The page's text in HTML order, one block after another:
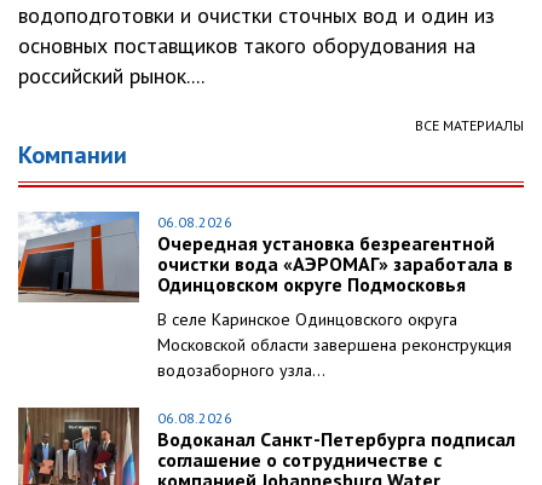
водоподготовки и очистки сточных вод и один из
основных поставщиков такого оборудования на
российский рынок....
ВСЕ МАТЕРИАЛЫ
Компании
06.08.2026
Очередная установка безреагентной
очистки вода «АЭРОМАГ» заработала в
Одинцовском округе Подмосковья
В селе Каринское Одинцовского округа
Московской области завершена реконструкция
водозаборного узла...
06.08.2026
Водоканал Санкт-Петербурга подписал
соглашение о сотрудничестве с